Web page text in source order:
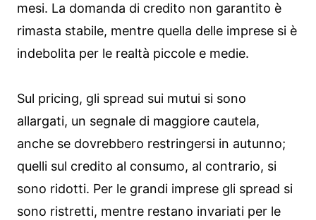
mesi. La domanda di credito non garantito è
rimasta stabile, mentre quella delle imprese si è
indebolita per le realtà piccole e medie.
Sul pricing, gli spread sui mutui si sono
allargati, un segnale di maggiore cautela,
anche se dovrebbero restringersi in autunno;
quelli sul credito al consumo, al contrario, si
sono ridotti. Per le grandi imprese gli spread si
sono ristretti, mentre restano invariati per le